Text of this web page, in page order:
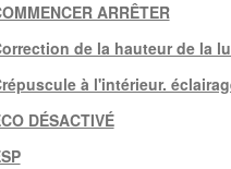
ARRÊTER
de la hauteur de la
à l'intérieur.
DÉSACTIVÉ